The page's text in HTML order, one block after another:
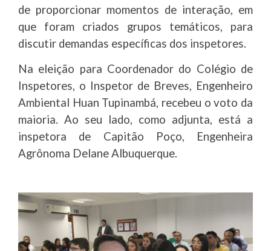
de proporcionar momentos de interação, em
que foram criados grupos temáticos, para
discutir demandas específicas dos inspetores.
Na eleição para Coordenador do Colégio de
Inspetores, o Inspetor de Breves, Engenheiro
Ambiental Huan Tupinambá, recebeu o voto da
maioria. Ao seu lado, como adjunta, está a
inspetora de Capitão Poço, Engenheira
Agrônoma Delane Albuquerque.